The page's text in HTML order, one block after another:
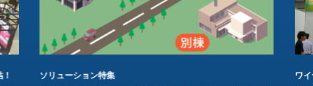
ソリューション特集 ワ